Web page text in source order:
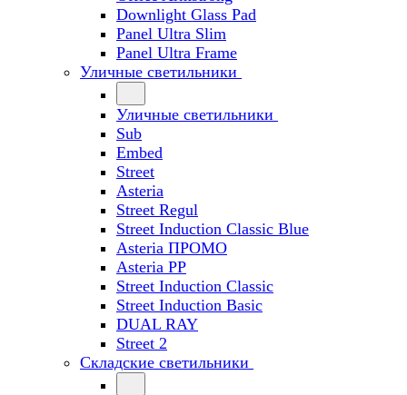
Downlight Glass Pad
Panel Ultra Slim
Panel Ultra Frame
Уличные светильники
Уличные светильники
Sub
Embed
Street
Asteria
Street Regul
Street Induction Classic Blue
Asteria ПРОМО
Asteria PP
Street Induction Classic
Street Induction Basic
DUAL RAY
Street 2
Складские светильники